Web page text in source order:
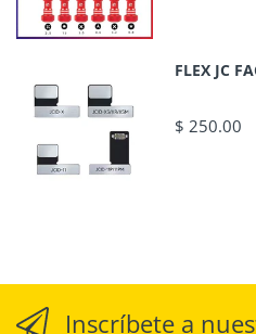
FLEX JC
$ 250.00
Inscríbete a